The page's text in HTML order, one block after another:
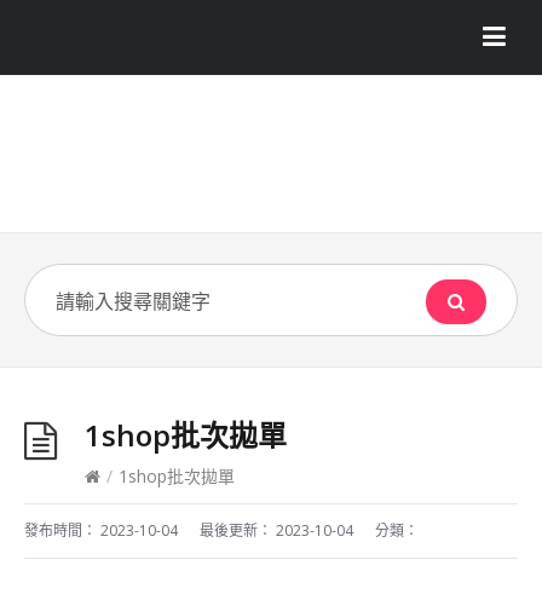
1shop批次拋單
/ 1shop批次拋單
發布時間： 2023-10-04 最後更新： 2023-10-04 分類：